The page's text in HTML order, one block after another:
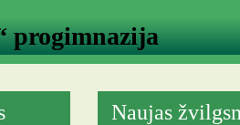
progimnazija
Naujas